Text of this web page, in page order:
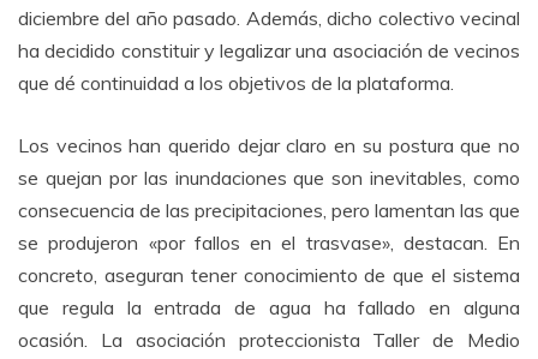
diciembre del año pasado. Además, dicho colectivo vecinal
ha decidido constituir y legalizar una asociación de vecinos
que dé continuidad a los objetivos de la plataforma.
Los vecinos han querido dejar claro en su postura que no
se quejan por las inundaciones que son inevitables, como
consecuencia de las precipitaciones, pero lamentan las que
se produjeron «por fallos en el trasvase», destacan. En
concreto, aseguran tener conocimiento de que el sistema
que regula la entrada de agua ha fallado en alguna
ocasión. La asociación proteccionista Taller de Medio